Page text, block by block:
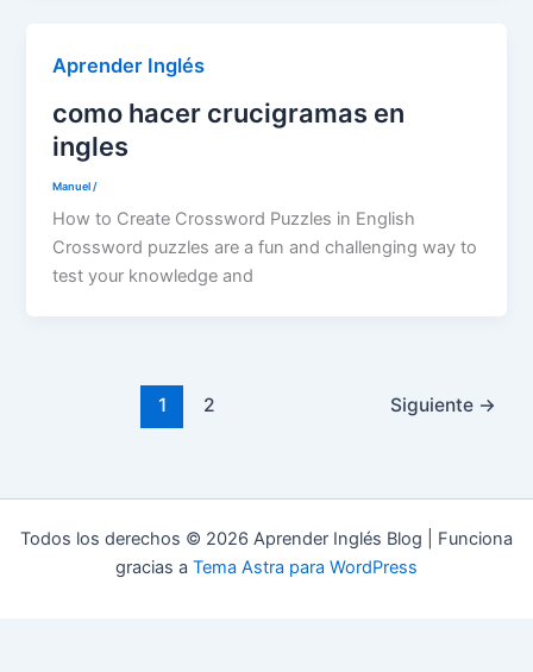
Aprender Inglés
como hacer crucigramas en
ingles
Manuel/
How to Create Crossword Puzzles in English
Crossword puzzles are a fun and challenging way to
test your knowledge and
1 2 Siguiente →
Todos los derechos © 2026 Aprender Inglés Blog | Funciona
gracias a Tema Astra para WordPress